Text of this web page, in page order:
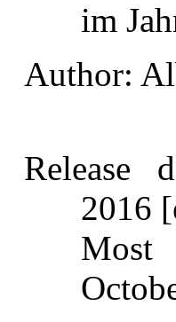
im
Author:
Release
2016
Most